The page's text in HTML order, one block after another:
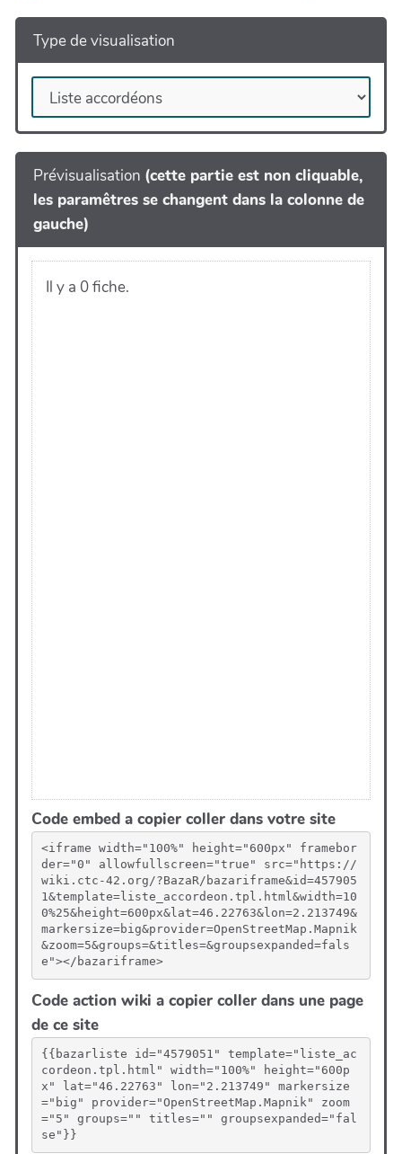
Type de visualisation
Prévisualisation (cette partie est non cliquable,
les paramêtres se changent dans la colonne de
gauche)
Code embed a copier coller dans votre site
<iframe width="100%" height="600px" framebor
der="0" allowfullscreen="true" src="https://
wiki.ctc-42.org/?BazaR/bazariframe&id=457905
1&template=liste_accordeon.tpl.html&width=10
0%25&height=600px&lat=46.22763&lon=2.213749&
markersize=big&provider=OpenStreetMap.Mapnik
&zoom=5&groups=&titles=&groupsexpanded=fals
e"></bazariframe>
Code action wiki a copier coller dans une page
de ce site
{{bazarliste id="4579051" template="liste_ac
cordeon.tpl.html" width="100%" height="600p
x" lat="46.22763" lon="2.213749" markersize
="big" provider="OpenStreetMap.Mapnik" zoom
="5" groups="" titles="" groupsexpanded="fal
se"}}